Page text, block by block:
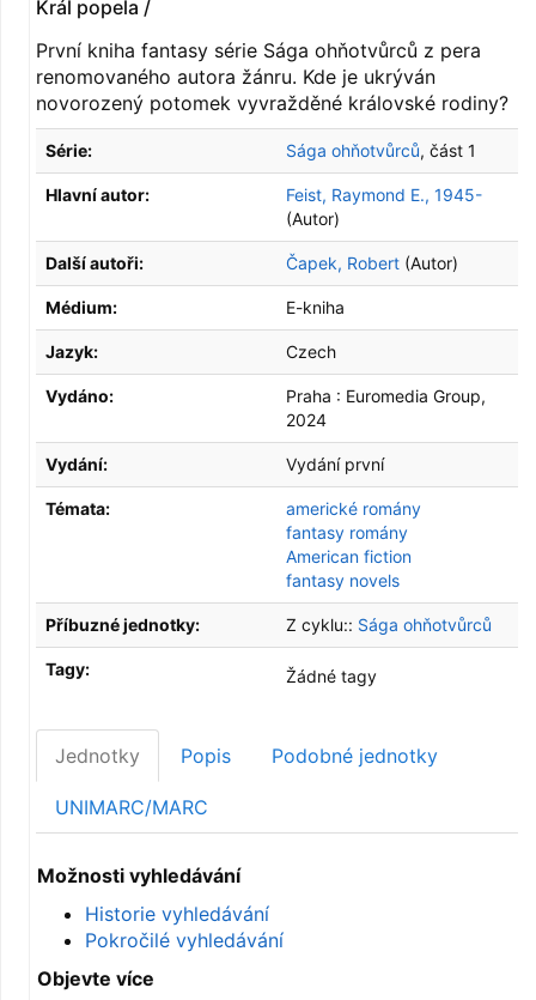
Král popela /
První kniha fantasy série Sága ohňotvůrců z pera
renomovaného autora žánru. Kde je ukrýván
novorozený potomek vyvražděné královské rodiny?
Série: Sága ohňotvůrců, část 1
Hlavní autor:
Feist, Raymond E., 1945-
(Autor)
Další autoři: Čapek, Robert (Autor)
Médium: E-kniha
Jazyk: Czech
Vydáno: Praha : Euromedia Group,
2024
Vydání: Vydání první
Témata:
americké romány
fantasy romány
American fiction
fantasy novels
Příbuzné jednotky: Z cyklu:: Sága ohňotvůrců
Tagy: Žádné tagy
Jednotky Popis Podobné jednotky
UNIMARC/MARC
Možnosti vyhledávání
Historie vyhledávání
Pokročilé vyhledávání
Objevte více